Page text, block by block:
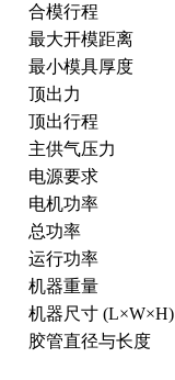
合模行程
最大开模距离
最小模具厚度
顶出力
顶出行程
主供气压力
电源要求
电机功率
总功率
运行功率
机器重量
机器尺寸 (L×W×H)
胶管直径与长度